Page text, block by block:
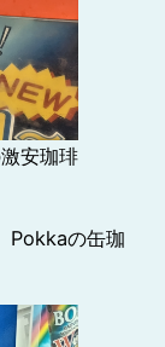
安珈琲
Pokkaの缶珈